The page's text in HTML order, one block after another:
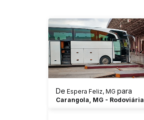
De Espera Feliz, MG para
Carangola, MG - Rodoviária